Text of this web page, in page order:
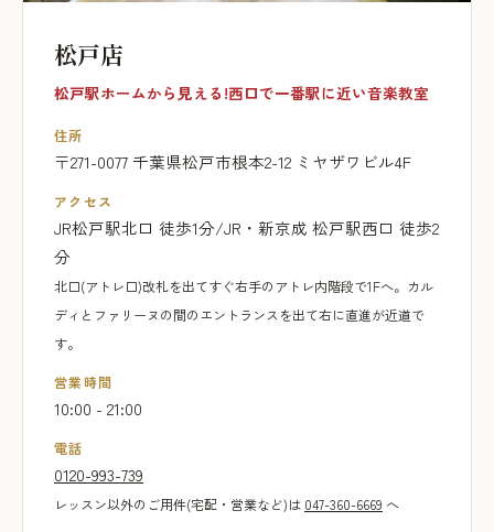
松戸店
松戸駅ホームから見える!西口で一番駅に近い音楽教室
住所
〒271-0077 千葉県松戸市根本2-12 ミヤザワビル4F
アクセス
JR松戸駅北口 徒歩1分/JR・新京成 松戸駅西口 徒歩2
分
北口(アトレ口)改札を出てすぐ右手のアトレ内階段で1Fへ。カル
ディとファリーヌの間のエントランスを出て右に直進が近道で
す。
営業時間
10:00 - 21:00
電話
0120-993-739
レッスン以外のご用件(宅配・営業など)は 047-360-6669 へ